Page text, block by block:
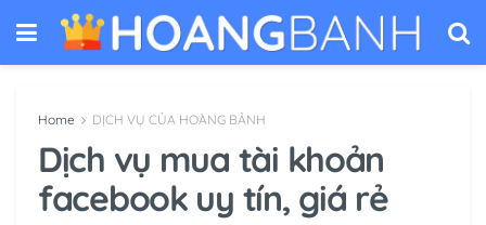
Home DỊCH VỤ CỦA HOÀNG BẢNH
Dịch vụ mua tài khoản
facebook uy tín, giá rẻ